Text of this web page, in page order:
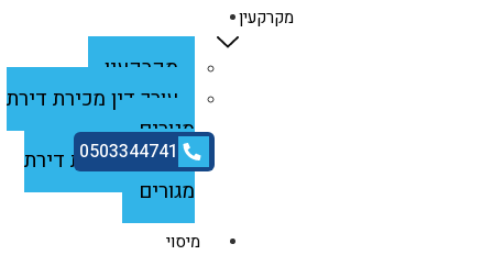
מקרקעין
מקרקעין
עורך דין מכירת דירת
מגורים
ייצוג במכירת דירת
מגורים
מיסוי
0503344741